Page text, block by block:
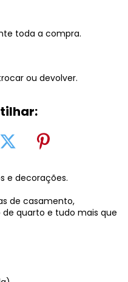
toda a compra.
ou devolver.
e decorações.
de casamento,
de quarto e tudo mais que